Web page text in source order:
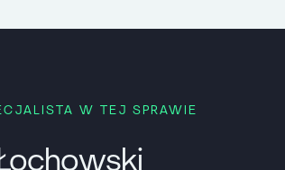
W TEJ SPRAWIE